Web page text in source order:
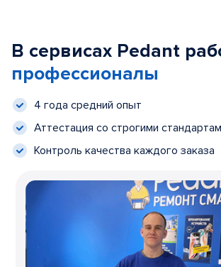
В сервисах Pedant
профессионалы
4 года средний опыт
Аттестация со строгими
Контроль качества каждого заказа